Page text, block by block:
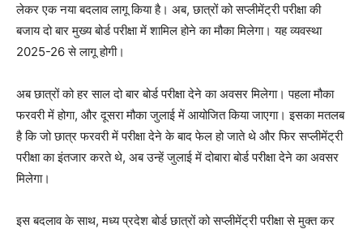
लेकर एक नया बदलाव लागू किया है। अब, छात्रों को सप्लीमेंट्री परीक्षा की
बजाय दो बार मुख्य बोर्ड परीक्षा में शामिल होने का मौका मिलेगा। यह व्यवस्था
2025-26 से लागू होगी।
अब छात्रों को हर साल दो बार बोर्ड परीक्षा देने का अवसर मिलेगा। पहला मौका
फरवरी में होगा, और दूसरा मौका जुलाई में आयोजित किया जाएगा। इसका मतलब
है कि जो छात्र फरवरी में परीक्षा देने के बाद फेल हो जाते थे और फिर सप्लीमेंट्री
परीक्षा का इंतजार करते थे, अब उन्हें जुलाई में दोबारा बोर्ड परीक्षा देने का अवसर
मिलेगा।
इस बदलाव के साथ, मध्य प्रदेश बोर्ड छात्रों को सप्लीमेंट्री परीक्षा से मुक्त कर